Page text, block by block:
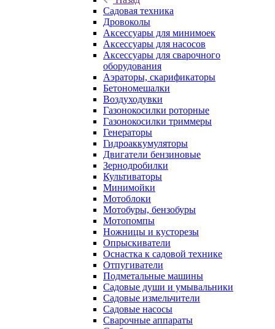
Садовая техника
Дровоколы
Аксессуары для минимоек
Аксессуары для насосов
Аксессуары для сварочного
оборудования
Аэраторы, скарификаторы
Бетономешалки
Воздуходувки
Газонокосилки роторные
Газонокосилки триммеры
Генераторы
Гидроаккумуляторы
Двигатели бензиновые
Зернодробилки
Культиваторы
Минимойки
Мотоблоки
Мотобуры, бензобуры
Мотопомпы
Ножницы и кусторезы
Опрыскиватели
Оснастка к садовой технике
Отпугиватели
Подметальные машины
Садовые души и умывальники
Садовые измельчители
Садовые насосы
Сварочные аппараты